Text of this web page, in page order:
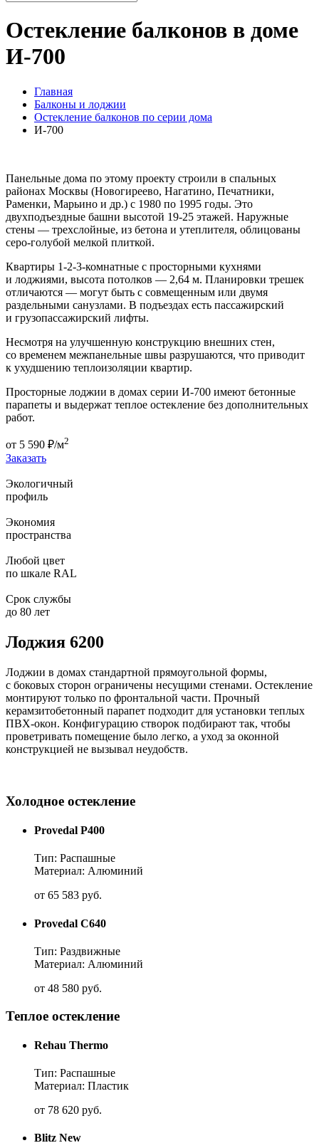
Остекление балконов в доме
И-700
Главная
Балконы и лоджии
Остекление балконов по серии дома
И-700
Панельные дома по этому проекту строили в спальных
районах Москвы (Новогиреево, Нагатино, Печатники,
Раменки, Марьино и др.) с 1980 по 1995 годы. Это
двухподъездные башни высотой 19-25 этажей. Наружные
стены — трехслойные, из бетона и утеплителя, облицованы
серо-голубой мелкой плиткой.
Квартиры 1-2-3-комнатные с просторными кухнями
и лоджиями, высота потолков — 2,64 м. Планировки трешек
отличаются — могут быть с совмещенным или двумя
раздельными санузлами. В подъездах есть пассажирский
и грузопассажирский лифты.
Несмотря на улучшенную конструкцию внешних стен,
со временем межпанельные швы разрушаются, что приводит
к ухудшению теплоизоляции квартир.
Просторные лоджии в домах серии И-700 имеют бетонные
парапеты и выдержат теплое остекление без дополнительных
работ.
от 5 590 ₽/м2
Заказать
Экологичный
профиль
Экономия
пространства
Любой цвет
по шкале RAL
Срок службы
до 80 лет
Лоджия 6200
Лоджии в домах стандартной прямоугольной формы,
с боковых сторон ограничены несущими стенами. Остекление
монтируют только по фронтальной части. Прочный
керамзитобетонный парапет подходит для установки теплых
ПВХ-окон. Конфигурацию створок подбирают так, чтобы
проветривать помещение было легко, а уход за оконной
конструкцией не вызывал неудобств.
Холодное остекление
Provedal P400
Тип: Распашные
Материал: Алюминий
от 65 583 руб.
Provedal C640
Тип: Раздвижные
Материал: Алюминий
от 48 580 руб.
Теплое остекление
Rehau Thermo
Тип: Распашные
Материал: Пластик
от 78 620 руб.
Blitz New